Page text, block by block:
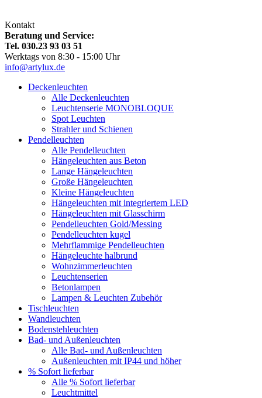
Kontakt
Beratung und Service:
Tel. 030.23 93 03 51
Werktags von 8:30 - 15:00 Uhr
info@artylux.de
Deckenleuchten
Alle Deckenleuchten
Leuchtenserie MONOBLOQUE
Spot Leuchten
Strahler und Schienen
Pendelleuchten
Alle Pendelleuchten
Hängeleuchten aus Beton
Lange Hängeleuchten
Große Hängeleuchten
Kleine Hängeleuchten
Hängeleuchten mit integriertem LED
Hängeleuchten mit Glasschirm
Pendelleuchten Gold/Messing
Pendelleuchten kugel
Mehrflammige Pendelleuchten
Hängeleuchte halbrund
Wohnzimmerleuchten
Leuchtenserien
Betonlampen
Lampen & Leuchten Zubehör
Tischleuchten
Wandleuchten
Bodenstehleuchten
Bad- und Außenleuchten
Alle Bad- und Außenleuchten
Außenleuchten mit IP44 und höher
% Sofort lieferbar
Alle % Sofort lieferbar
Leuchtmittel